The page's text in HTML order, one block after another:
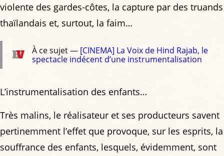
violente des gardes-côtes, la capture par des truands
thaïlandais et, surtout, la faim…
À ce sujet — [CINEMA] La Voix de Hind Rajab, le
spectacle indécent d’une instrumentalisation
L’instrumentalisation des enfants…
Très malins, le réalisateur et ses producteurs savent
pertinemment l’effet que provoque, sur les esprits, la
souffrance des enfants, lesquels, évidemment, sont